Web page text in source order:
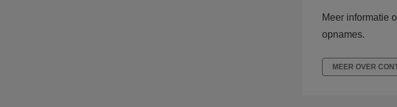
Meer informatie
opnames.
MEER OVER